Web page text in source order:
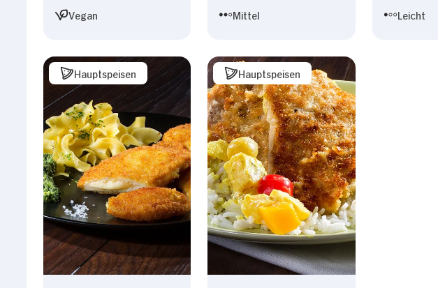
Vegan
Mittel
Leicht
Hauptspeisen Hauptspeisen